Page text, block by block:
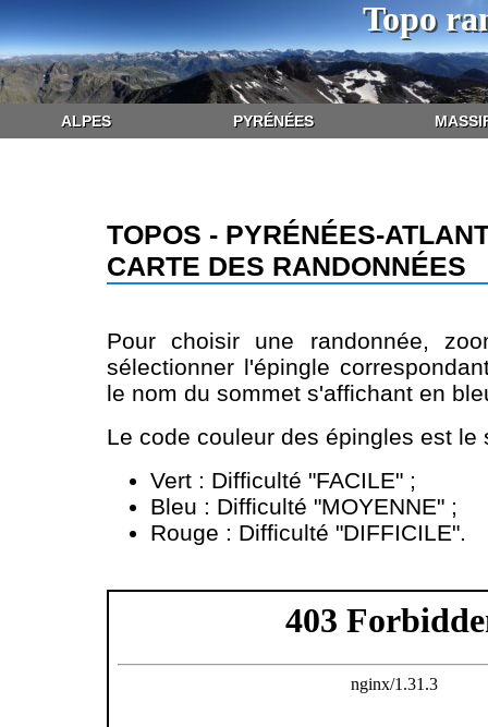
Topo
ALPES PYRÉNÉES
TOPOS - PYRÉNÉES-
CARTE DES RANDONNÉES
Pour choisir une randonnée,
sélectionner l'épingle
le nom du sommet s'affichant en
Le code couleur des épingles est le
Vert : Difficulté "FACILE" ;
Bleu : Difficulté "MOYENNE" ;
Rouge : Difficulté "DIFFICILE".